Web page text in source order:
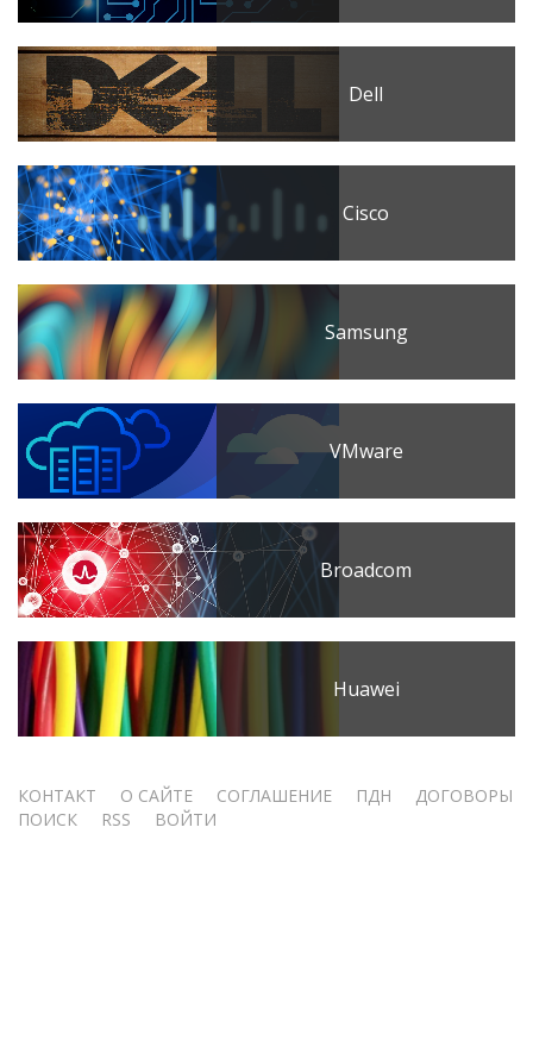
Dell
Cisco
Samsung
VMware
Broadcom
Huawei
Меню
КОНТАКТ О САЙТЕ СОГЛАШЕНИЕ ПДН
ДОГОВОРЫ
ПОИСК
RSS ВОЙТИ